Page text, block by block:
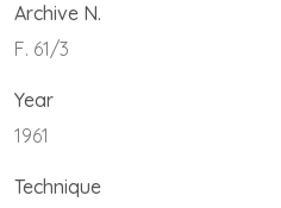
Archive N.
F. 61/3
Year
1961
Technique